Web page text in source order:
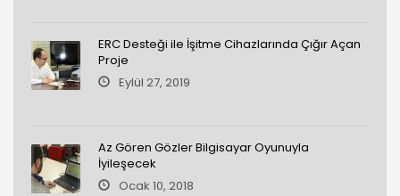
ERC Desteği ile İşitme Cihazlarında Çığır Açan
Proje
Eylül 27, 2019
Az Gören Gözler Bilgisayar Oyunuyla
İyileşecek
Ocak 10, 2018